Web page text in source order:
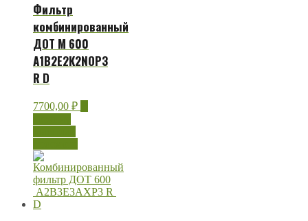
Фильтр
комбинированный
ДОТ М 600
А1В2Е2К2NOP3
R D
7700,00 ₽